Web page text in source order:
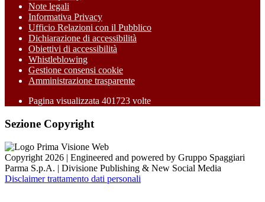
Note legali
Informativa Privacy
Ufficio Relazioni con il Pubblico
Dichiarazione di accessibilità
Obiettivi di accessibilità
Whistleblowing
Gestione consensi cookie
Amministrazione trasparente
Pagina visualizzata 401723 volte
Sezione Copyright
Copyright 2026 | Engineered and powered by Gruppo Spaggiari
Parma S.p.A. | Divisione Publishing & New Social Media
Disclaimer trattamento dati personali